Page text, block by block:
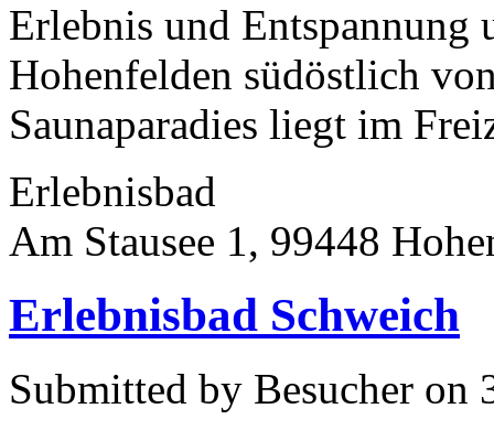
Erlebnis und Entspannung
Hohenfelden südöstlich
Saunaparadies liegt im
Erlebnisbad
Am Stausee 1, 99448
Erlebnisbad Schweich
Submitted by Besucher on